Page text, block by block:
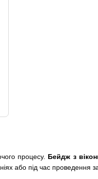
процесу. Бейдж з
або під час проведення